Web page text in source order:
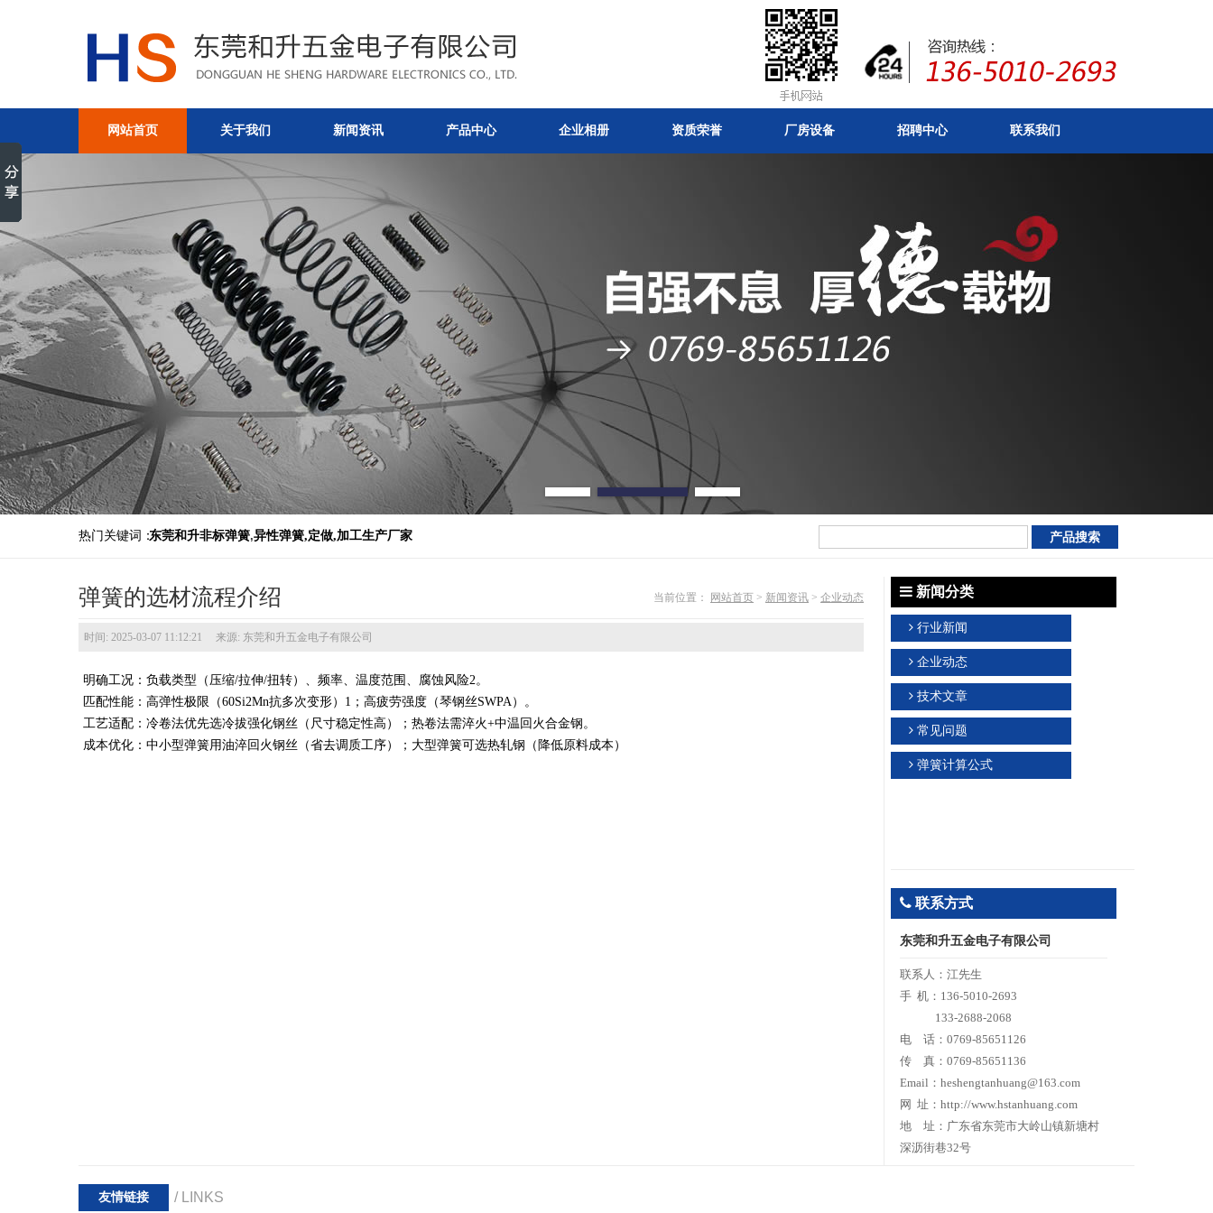
弹簧的选材流程介绍-企业动态-东莞和升五
金电子有限公司
网站首页 关于我们 新闻资讯 产品中心 企业相册 资质荣誉 厂房设备 招聘中心 联系我们
热门关键词：东莞和升非标弹簧,异性弹簧,定做,加工生产厂家
弹簧的选材流程介绍 当前位置： 网站首页 > 新闻资讯 > 企业动态
时间: 2025-03-07 11:12:21 来源: 东莞和升五金电子有限公司
‌明确工况‌：负载类型（压缩/拉伸/扭转）、频率、温度范围、腐蚀风险‌2。
‌匹配性能‌：高弹性极限（60Si2Mn抗多次变形）‌1；高疲劳强度（琴钢丝SWPA）‌。
‌工艺适配‌：冷卷法优先选冷拔强化钢丝（尺寸稳定性高）‌；热卷法需淬火+中温回火合金钢‌。
‌成本优化‌：中小型弹簧用油淬回火钢丝（省去调质工序）‌；大型弹簧可选热轧钢（降低原料成本）‌
新闻分类
行业新闻
企业动态
技术文章
常见问题
弹簧计算公式
联系方式
东莞和升五金电子有限公司
联系人：江先生
手 机：136-5010-2693
133-2688-2068
电 话：0769-85651126
传 真：0769-85651136
Email：heshengtanhuang@163.com
网 址：http://www.hstanhuang.com
地 址：广东省东莞市大岭山镇新塘村
深沥街巷32号
友情链接 / LINKS